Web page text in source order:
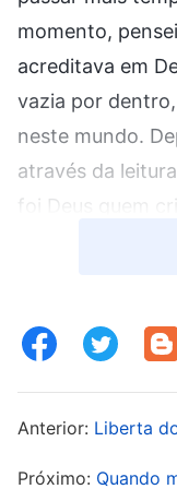
momento,
acreditava em
vazia por
neste mundo.
através da
foi Deus quem
quem me deu
perdida. Tendo
de cumprir meu
Anterior: Liberta
Próximo: Quando